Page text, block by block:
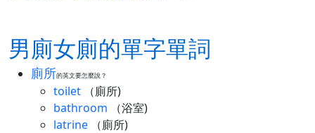
男廁女廁的單字單詞
廁所的英文要怎麼說？
toilet （廁所)
bathroom （浴室)
latrine （廁所)